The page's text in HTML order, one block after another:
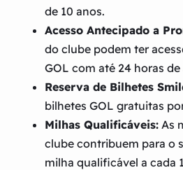
de 10 anos.
Acesso Antecipado a
do clube podem ter
GOL com até 24 horas
Reserva de Bilhetes
bilhetes GOL gratuitas
Milhas Qualificáveis: As
clube contribuem para o
milha qualificável a cada